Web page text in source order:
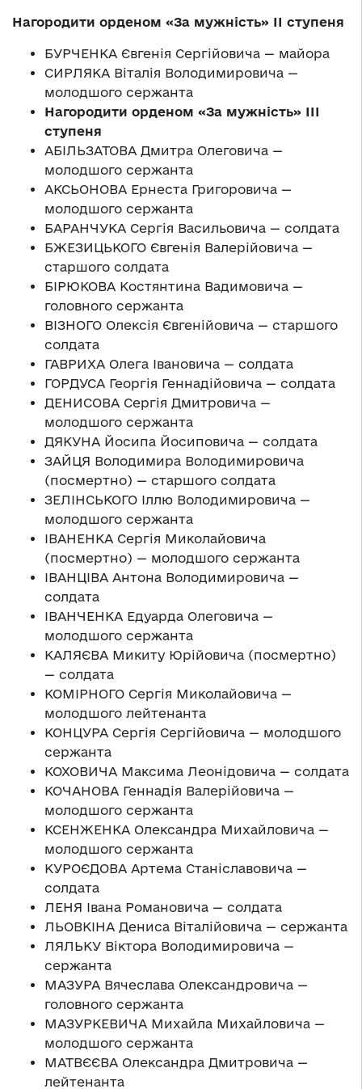
Нагородити орденом «За мужність» ІІ ступеня
БУРЧЕНКА Євгенія Сергійовича — майора
СИРЛЯКА Віталія Володимировича —
молодшого сержанта
Нагородити орденом «За мужність» ІІІ
ступеня
АБІЛЬЗАТОВА Дмитра Олеговича —
молодшого сержанта
АКСЬОНОВА Ернеста Григоровича —
молодшого сержанта
БАРАНЧУКА Сергія Васильовича — солдата
БЖЕЗИЦЬКОГО Євгенія Валерійовича —
старшого солдата
БІРЮКОВА Костянтина Вадимовича —
головного сержанта
ВІЗНОГО Олексія Євгенійовича — старшого
солдата
ГАВРИХА Олега Івановича — солдата
ГОРДУСА Георгія Геннадійовича — солдата
ДЕНИСОВА Сергія Дмитровича —
молодшого сержанта
ДЯКУНА Йосипа Йосиповича — солдата
ЗАЙЦЯ Володимира Володимировича
(посмертно) — старшого солдата
ЗЕЛІНСЬКОГО Іллю Володимировича —
молодшого сержанта
ІВАНЕНКА Сергія Миколайовича
(посмертно) — молодшого сержанта
ІВАНЦІВА Антона Володимировича —
солдата
ІВАНЧЕНКА Едуарда Олеговича —
молодшого сержанта
КАЛЯЄВА Микиту Юрійовича (посмертно)
— солдата
КОМІРНОГО Сергія Миколайовича —
молодшого лейтенанта
КОНЦУРА Сергія Сергійовича — молодшого
сержанта
КОХОВИЧА Максима Леонідовича — солдата
КОЧАНОВА Геннадія Валерійовича —
молодшого сержанта
КСЕНЖЕНКА Олександра Михайловича —
молодшого сержанта
КУРОЄДОВА Артема Станіславовича —
солдата
ЛЕНЯ Івана Романовича — солдата
ЛЬОВКІНА Дениса Віталійовича — сержанта
ЛЯЛЬКУ Віктора Володимировича —
сержанта
МАЗУРА Вячеслава Олександровича —
головного сержанта
МАЗУРКЕВИЧА Михайла Михайловича —
молодшого сержанта
МАТВЄЄВА Олександра Дмитровича —
лейтенанта